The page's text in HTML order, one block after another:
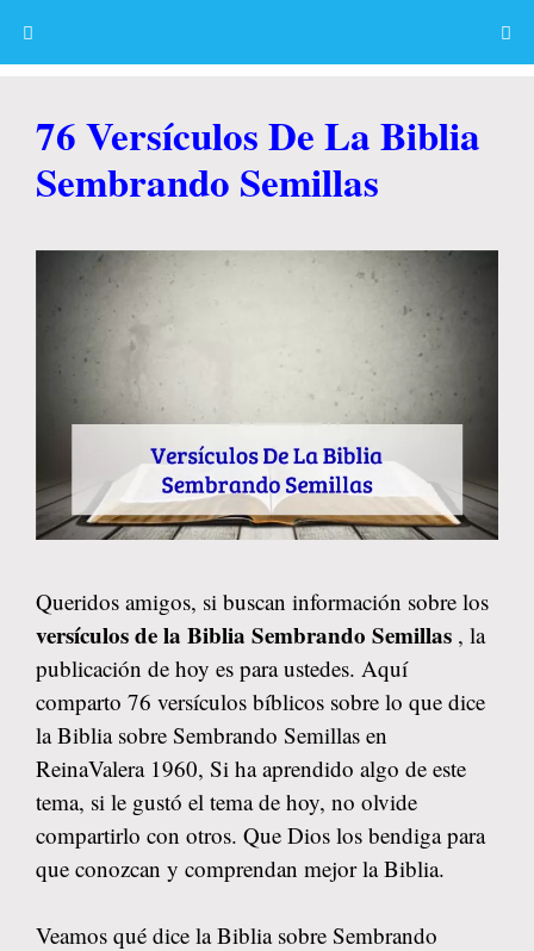
76 Versículos De La Biblia
Sembrando Semillas
Queridos amigos, si buscan información sobre los
versículos de la Biblia Sembrando Semillas , la
publicación de hoy es para ustedes. Aquí
comparto 76 versículos bíblicos sobre lo que dice
la Biblia sobre Sembrando Semillas en
ReinaValera 1960, Si ha aprendido algo de este
tema, si le gustó el tema de hoy, no olvide
compartirlo con otros. Que Dios los bendiga para
que conozcan y comprendan mejor la Biblia.
Veamos qué dice la Biblia sobre Sembrando